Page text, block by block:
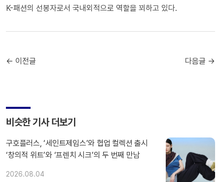
K-패션의 선봉자로서 국내외적으로 역할을 꾀하고 있다.
← 이전글 다음글 →
비슷한 기사 더보기
구호플러스, ‘세인트제임스’와 협업 컬렉션 출시
‘창의적 위트’와 ‘프렌치 시크’의 두 번째 만남
2026.08.04